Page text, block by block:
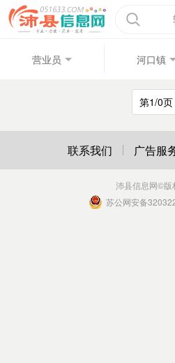
营业员 河口镇
第1/0页
联系我们 广告服
沛县信息网©版
苏公网安备